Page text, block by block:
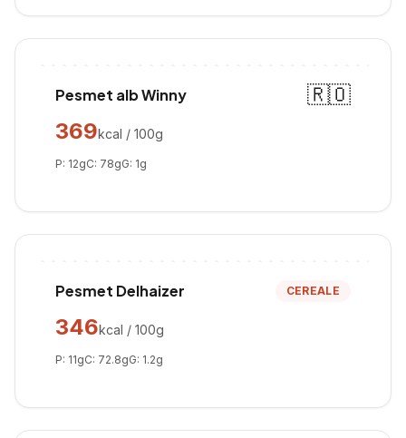
Pesmet alb Winny
🇷🇴
369kcal / 100g
P: 12gC: 78gG: 1g
Pesmet Delhaizer CEREALE
346kcal / 100g
P: 11gC: 72.8gG: 1.2g